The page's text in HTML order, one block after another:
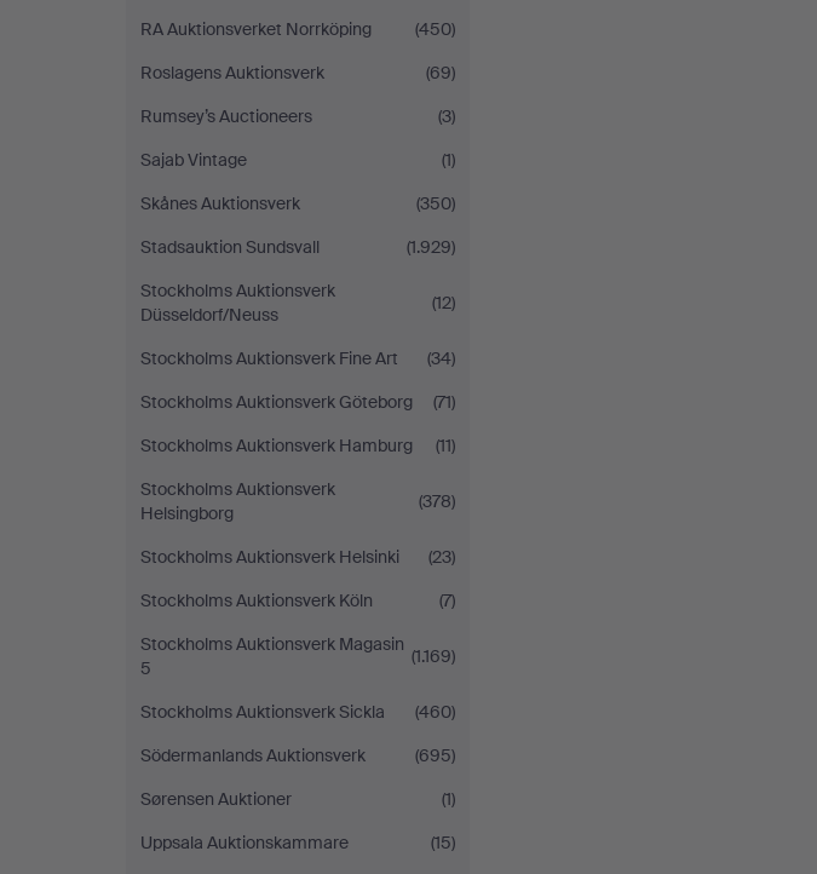
RA Auktionsverket Norrköping
(450)
Roslagens Auktionsverk
(69)
Rumsey’s Auctioneers
(3)
Sajab Vintage
(1)
Skånes Auktionsverk
(350)
Stadsauktion Sundsvall
(1.929)
Stockholms Auktionsverk
Düsseldorf/Neuss
(12)
Stockholms Auktionsverk Fine Art
(34)
Stockholms Auktionsverk Göteborg
(71)
Stockholms Auktionsverk Hamburg
(11)
Stockholms Auktionsverk
Helsingborg
(378)
Stockholms Auktionsverk Helsinki
(23)
Stockholms Auktionsverk Köln
(7)
Stockholms Auktionsverk Magasin
5
(1.169)
Stockholms Auktionsverk Sickla
(460)
Södermanlands Auktionsverk
(695)
Sørensen Auktioner
(1)
Uppsala Auktionskammare
(15)